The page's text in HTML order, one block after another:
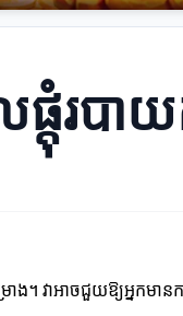
ផ្តុំរប
ង។ វាអាចជួយឱ្យអ្នក